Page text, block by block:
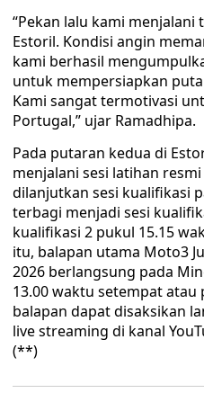
“Pekan lalu kami menjalani
Estoril. Kondisi angin
kami berhasil
untuk mempersiapkan
Kami sangat termotivasi
Portugal,” ujar Ramadhipa.
Pada putaran kedua di
menjalani sesi latihan resmi
dilanjutkan sesi kualifikasi
terbagi menjadi sesi
kualifikasi 2 pukul 15.15
itu, balapan utama Moto3
2026 berlangsung pada
13.00 waktu setempat atau
balapan dapat disaksikan
live streaming di kanal
(**)